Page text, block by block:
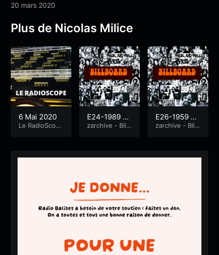
20 mars 2020
Plus de Nicolas Milice
6 Mai 2020
Le RadioScop
E24-1989 Vo
lume 3
zarchive - Billb
E26-1959 Vo
lume 1
zarchive - Billb